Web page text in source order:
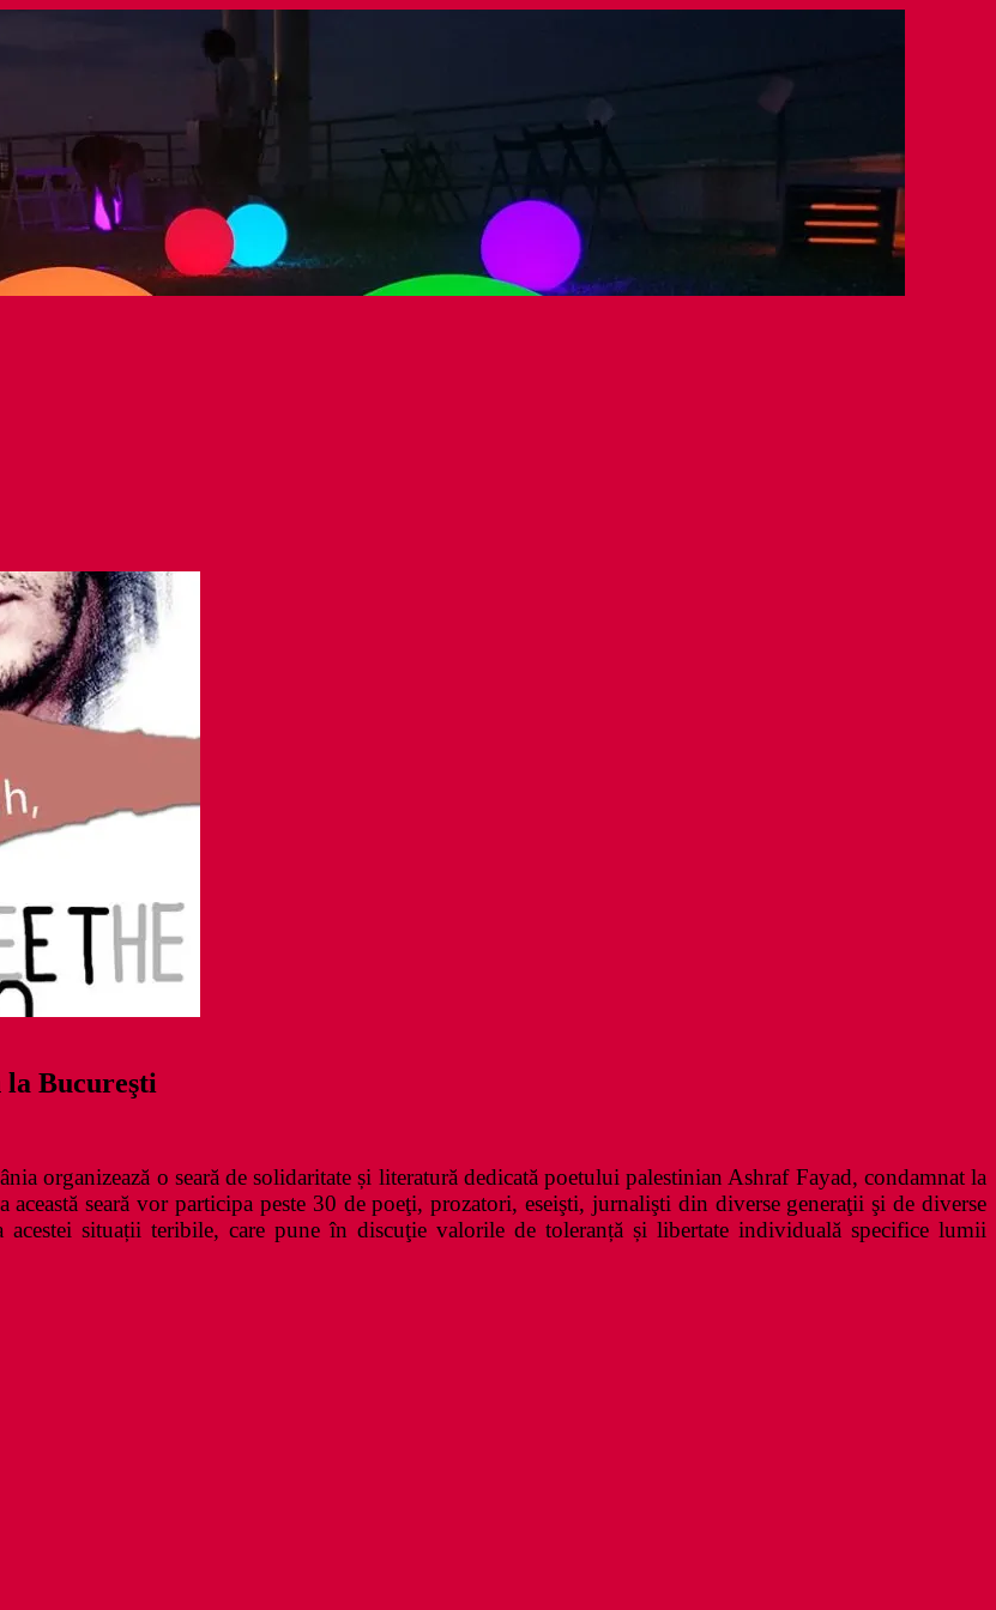
Bucureşti
organizează o seară de solidaritate și literatură dedicată poetului palestinian Ashraf Fayad, condamnat la
seară vor participa peste 30 de poeţi, prozatori, eseişti, jurnalişti din diverse generaţii şi de diverse
situații teribile, care pune în discuţie valorile de toleranță și libertate individuală specifice lumii